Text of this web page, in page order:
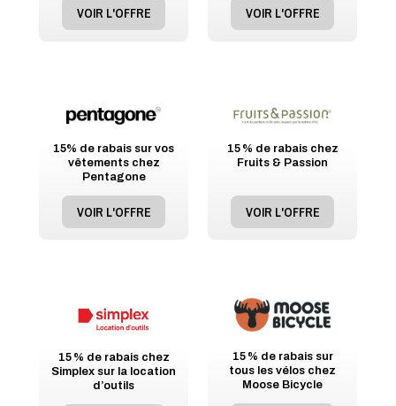
VOIR L'OFFRE VOIR L'OFFRE
15% de rabais sur vos
vêtements chez
Pentagone
VOIR L'OFFRE
15 % de rabais chez
Fruits & Passion
VOIR L'OFFRE
15 % de rabais chez
Simplex sur la location
d’outils
15 % de rabais sur
tous les vélos chez
Moose Bicycle